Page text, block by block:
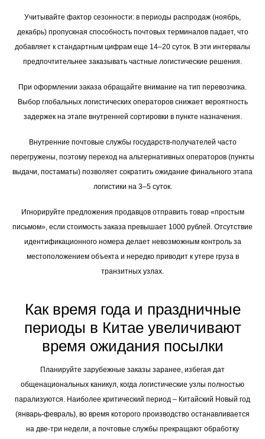
Учитывайте фактор сезонности: в периоды распродаж (ноябрь,
декабрь) пропускная способность почтовых терминалов падает, что
добавляет к стандартным цифрам еще 14–20 суток. В эти интервалы
предпочтительнее заказывать частные логистические решения.
При оформлении заказа обращайте внимание на тип перевозчика.
Выбор глобальных логистических операторов снижает вероятность
задержек на этапе внутренней сортировки в пункте назначения.
Внутренние почтовые службы государств-получателей часто
перегружены, поэтому переход на альтернативных операторов (пункты
выдачи, постаматы) позволяет сократить ожидание финального этапа
логистики на 3–5 суток.
Игнорируйте предложения продавцов отправить товар «простым
письмом», если стоимость заказа превышает 1000 рублей. Отсутствие
идентификационного номера делает невозможным контроль за
местоположением объекта и нередко приводит к утере груза в
транзитных узлах.
Как время года и праздничные
периоды в Китае увеличивают
время ожидания посылки
Планируйте зарубежные заказы заранее, избегая дат
общенациональных каникул, когда логистические узлы полностью
парализуются. Наиболее критический период – Китайский Новый год
(январь-февраль), во время которого производство останавливается
на две-три недели, а почтовые службы прекращают обработку